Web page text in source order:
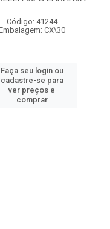
Código: 41244
CX\30
Faça seu login ou
cadastre-se para
ver preços e
comprar